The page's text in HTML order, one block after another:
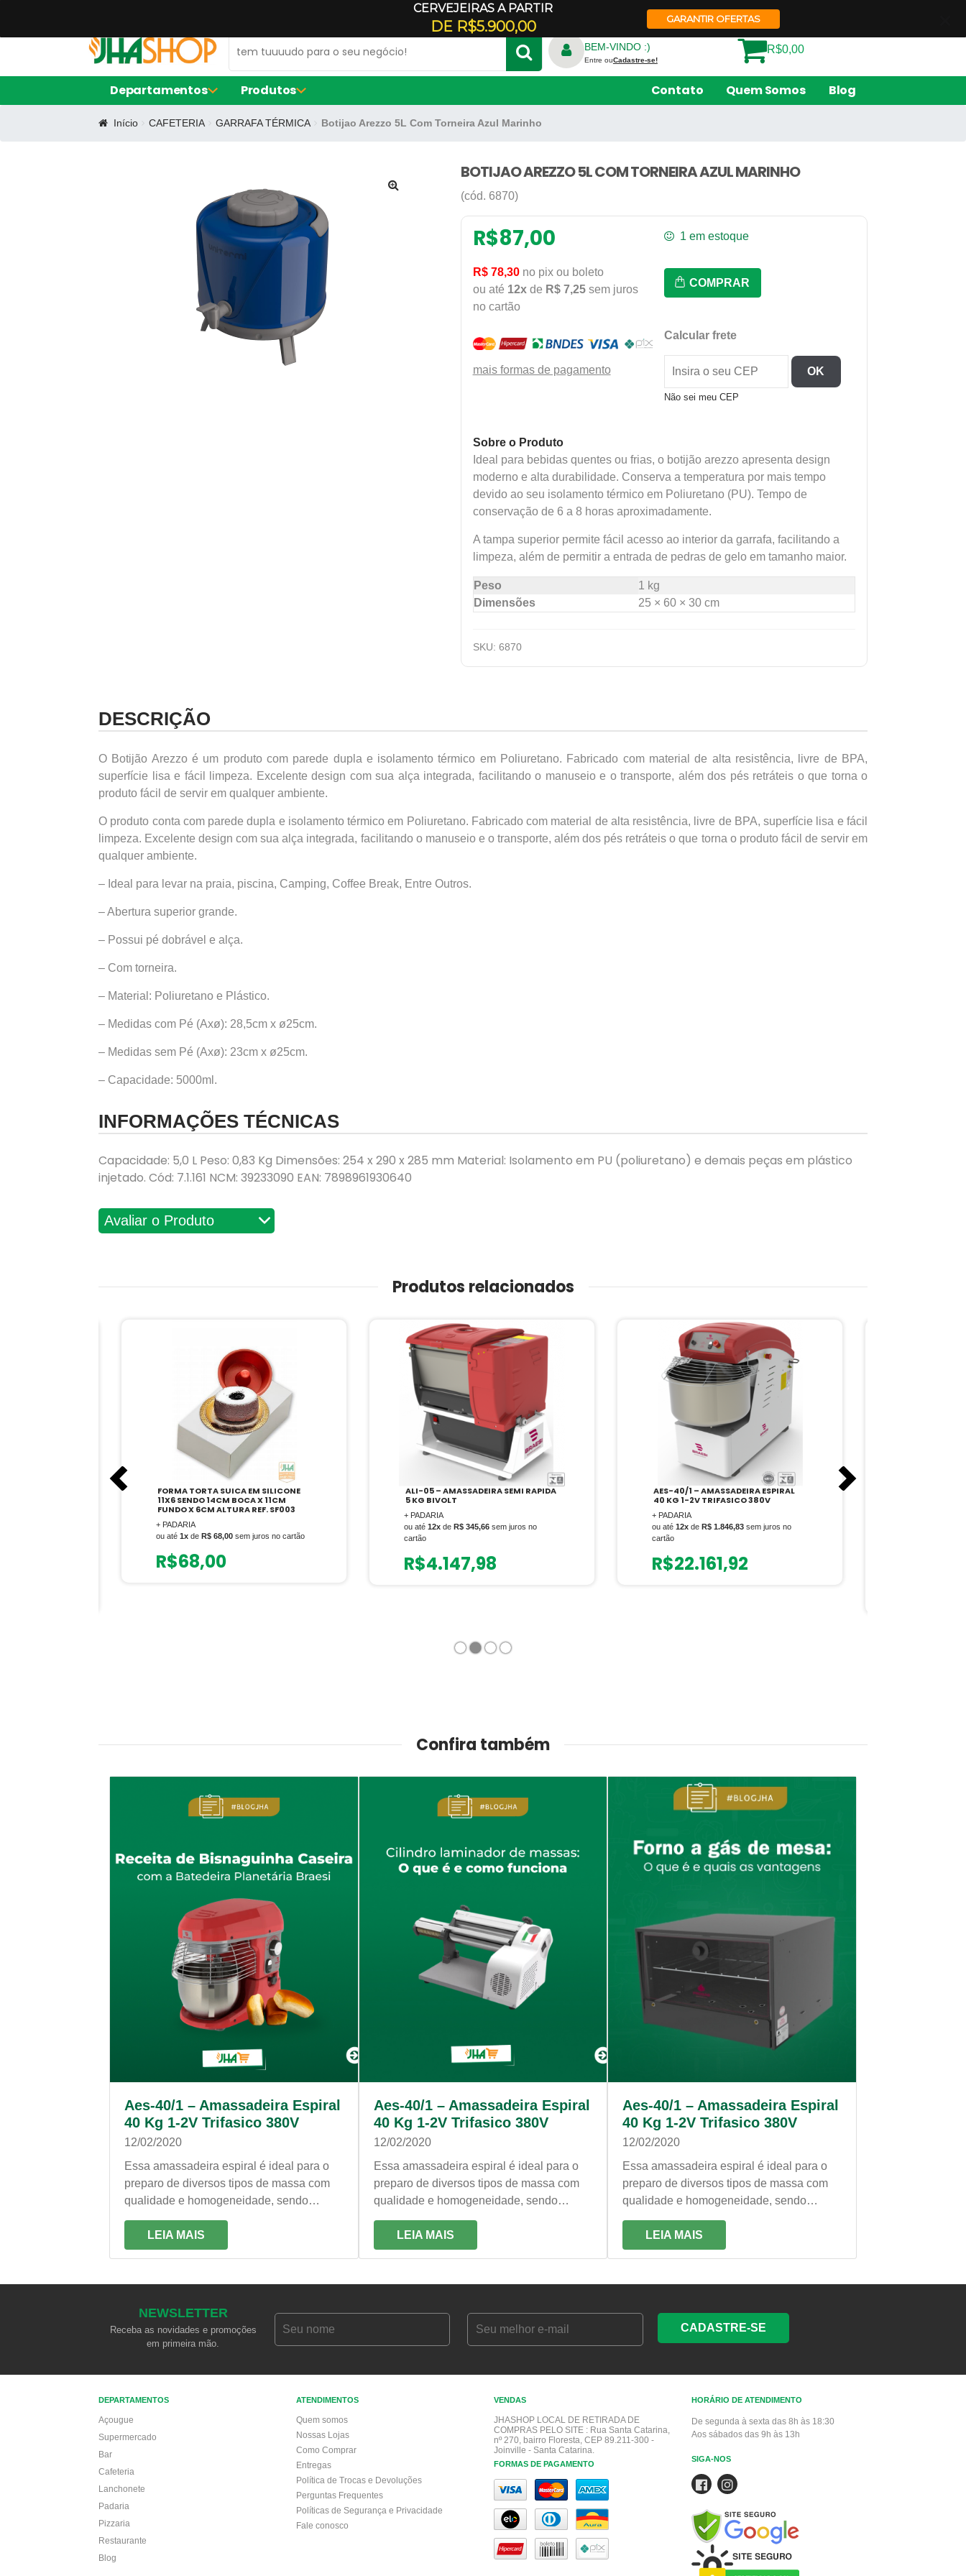
CERVEJEIRAS A PARTIR
DE R$5.900,00 GARANTIR OFERTAS Quem Somos
BEM-VINDO :)
Entre ouCadastre-se!
R$0,00
Departamentos
AMACIADOR DE CARNE
BALCÃO DE SERVIÇO
FORNO ELÉTRICO
FORMA DE SILICONE
FORMA REDONDA
FORMINHAS
FORNO TURBO
FORNO REFRATÁRIO
GELADEIRA COMERCIAL
PANELA DE FERRO
REFRESQUEIRA
Produtos Contato Quem Somos Blog
Início CAFETERIA GARRAFA TÉRMICA Botijao Arezzo 5L Com Torneira Azul Marinho
BOTIJAO AREZZO 5L COM TORNEIRA AZUL MARINHO
(cód. 6870)
R$87,00
R$ 78,30no pix ou boleto
ou até 12xde R$ 7,25sem juros
no cartão
mais formas de pagamento
1 em estoque
Botijao
Arezzo
Marinho
quantidade
COMPRAR
Calcular frete
OK
Não sei meu CEP
Sobre o Produto
Ideal para bebidas quentes ou frias, o botijão arezzo apresenta design
moderno e alta durabilidade. Conserva a temperatura por mais tempo
devido ao seu isolamento térmico em Poliuretano (PU). Tempo de
conservação de 6 a 8 horas aproximadamente.
A tampa superior permite fácil acesso ao interior da garrafa, facilitando a
limpeza, além de permitir a entrada de pedras de gelo em tamanho maior.
Peso
1 kg
Dimensões
25 × 60 × 30 cm
SKU: 6870
DESCRIÇÃO
O Botijão Arezzo é um produto com parede dupla e isolamento térmico em Poliuretano. Fabricado com material de alta resistência, livre de BPA,
superfície lisa e fácil limpeza. Excelente design com sua alça integrada, facilitando o manuseio e o transporte, além dos pés retráteis o que torna o
produto fácil de servir em qualquer ambiente.
O produto conta com parede dupla e isolamento térmico em Poliuretano. Fabricado com material de alta resistência, livre de BPA, superfície lisa e fácil
limpeza. Excelente design com sua alça integrada, facilitando o manuseio e o transporte, além dos pés retráteis o que torna o produto fácil de servir em
qualquer ambiente.
– Ideal para levar na praia, piscina, Camping, Coffee Break, Entre Outros.
– Abertura superior grande.
– Possui pé dobrável e alça.
– Com torneira.
– Material: Poliuretano e Plástico.
– Medidas com Pé (Axø): 28,5cm x ø25cm.
– Medidas sem Pé (Axø): 23cm x ø25cm.
– Capacidade: 5000ml.
INFORMAÇÕES TÉCNICAS
Capacidade: 5,0 L Peso: 0,83 Kg Dimensões: 254 x 290 x 285 mm Material: Isolamento em PU (poliuretano) e demais peças em plástico
injetado. Cód: 7.1.161 NCM: 39233090 EAN: 7898961930640
Avaliações
Produtos relacionados
FORMA TORTA SUICA EM SILICONE
11X6 SENDO 14CM BOCA X 11CM
FUNDO X 6CM ALTURA REF. SF003
+ PADARIA
ou até 1x de R$ 68,00 sem juros no cartão
R$68,00
ALI-05 – AMASSADEIRA SEMI RAPIDA
5 KG BIVOLT
+ PADARIA
ou até 12x de R$ 345,66 sem juros no
cartão
R$4.147,98
AES-40/1 – AMASSADEIRA ESPIRAL
40 KG 1-2V TRIFASICO 380V
+ PADARIA
ou até 12x de R$ 1.846,83 sem juros no
cartão
R$22.161,92
1 2 3 4
Confira também
Aes-40/1 – Amassadeira Espiral
40 Kg 1-2V Trifasico 380V
12/02/2020
Essa amassadeira espiral é ideal para o
preparo de diversos tipos de massa com
qualidade e homogeneidade, sendo
eficaz, veloz e econômica. É própria para
trabalhos constantes!
LEIA MAIS
Aes-40/1 – Amassadeira Espiral
40 Kg 1-2V Trifasico 380V
12/02/2020
Essa amassadeira espiral é ideal para o
preparo de diversos tipos de massa com
qualidade e homogeneidade, sendo
eficaz, veloz e econômica. É própria para
trabalhos constantes!
LEIA MAIS
Aes-40/1 – Amassadeira Espiral
40 Kg 1-2V Trifasico 380V
12/02/2020
Essa amassadeira espiral é ideal para o
preparo de diversos tipos de massa com
qualidade e homogeneidade, sendo
eficaz, veloz e econômica. É própria para
trabalhos constantes!
LEIA MAIS
NEWSLETTER
Receba as novidades e promoções
em primeira mão.
CADASTRE-SE
DEPARTAMENTOS
Açougue
Supermercado
Bar
Cafeteria
Lanchonete
Padaria
Pizzaria
Restaurante
Blog
ATENDIMENTOS
Quem somos
Nossas Lojas
Como Comprar
Entregas
Política de Trocas e Devoluções
Perguntas Frequentes
Políticas de Segurança e Privacidade
Fale conosco
VENDAS
JHASHOP LOCAL DE RETIRADA DE
COMPRAS PELO SITE : Rua Santa Catarina,
nº 270, bairro Floresta, CEP 89.211-300 -
Joinville - Santa Catarina.
FORMAS DE PAGAMENTO
HORÁRIO DE ATENDIMENTO
De segunda à sexta das 8h às 18:30
Aos sábados das 9h às 13h
SIGA-NOS